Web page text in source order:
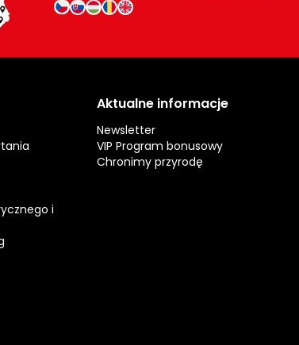
i
Aktualne informacje
Newsletter
VIP Program bonusowy
Chronimy przyrodę